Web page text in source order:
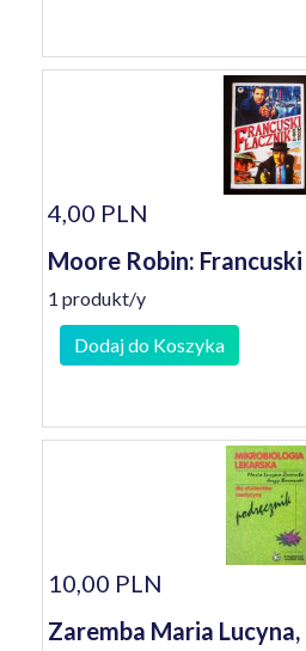
4,00 PLN
Moore Robin: Francuski
1 produkt/y
Dodaj do Koszyka
10,00 PLN
Zaremba Maria